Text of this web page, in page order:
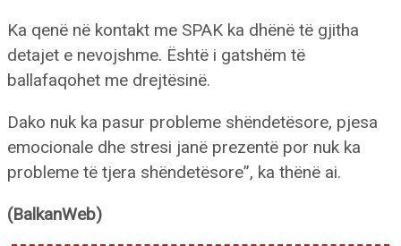
Ka qenë në kontakt me SPAK ka dhënë të gjitha
detajet e nevojshme. Është i gatshëm të
ballafaqohet me drejtësinë.
Dako nuk ka pasur probleme shëndetësore, pjesa
emocionale dhe stresi janë prezentë por nuk ka
probleme të tjera shëndetësore”, ka thënë ai.
(BalkanWeb)